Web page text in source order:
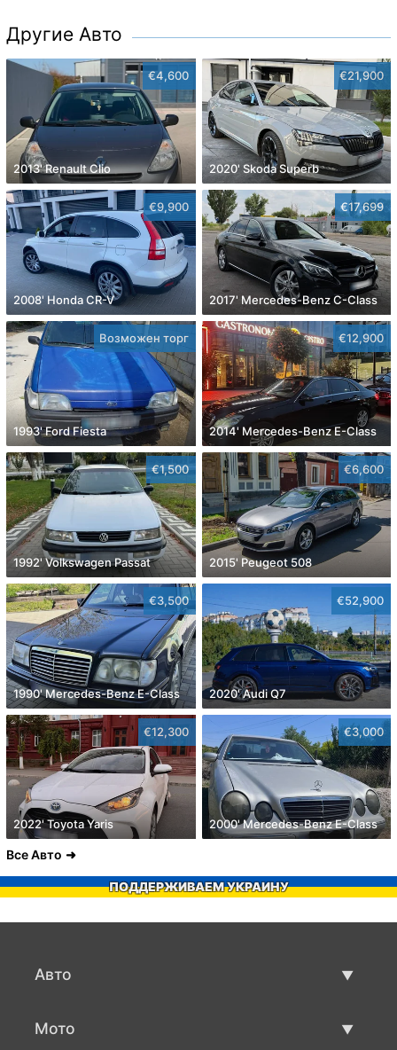
Другие Авто
€4,600
2013' Renault Clio
€21,900
2020' Skoda Superb
€9,900
2008' Honda CR-V
€17,699
2017' Mercedes-Benz C-Class
Возможен торг
1993' Ford Fiesta
€12,900
2014' Mercedes-Benz E-Class
€1,500
1992' Volkswagen Passat
€6,600
2015' Peugeot 508
€3,500
1990' Mercedes-Benz E-Class
€52,900
2020' Audi Q7
€12,300
2022' Toyota Yaris
€3,000
2000' Mercedes-Benz E-Class
Все Авто
ПОДДЕРЖИВАЕМ УКРАИНУ
Авто
Мото